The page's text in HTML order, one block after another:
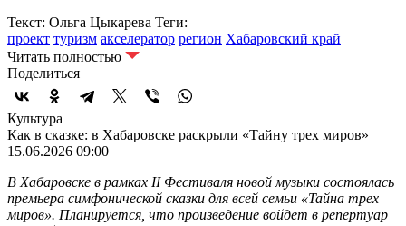
Текст: Ольга Цыкарева Теги:
проект туризм акселератор регион Хабаровский край
Читать полностью
Поделиться
Культура
Как в сказке: в Хабаровске раскрыли «Тайну трех миров»
15.06.2026 09:00
В Хабаровске в рамках II Фестиваля новой музыки состоялась
премьера симфонической сказки для всей семьи «Тайна трех
миров». Планируется, что произведение войдет в репертуар